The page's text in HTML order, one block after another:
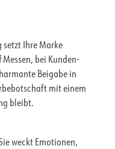
Ihre Marke
bei Kunden-
Beigabe in
mit einem
bleibt.
weckt Emotionen,